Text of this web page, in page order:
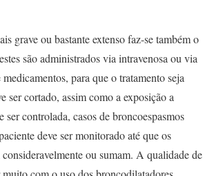
grave ou bastante extenso faz-se também o
são administrados via intravenosa ou via
para que o tratamento seja
ser cortado, assim como a exposição a
ser controlada, casos de broncoespasmos
deve ser monitorado até que os
ou sumam. A qualidade de